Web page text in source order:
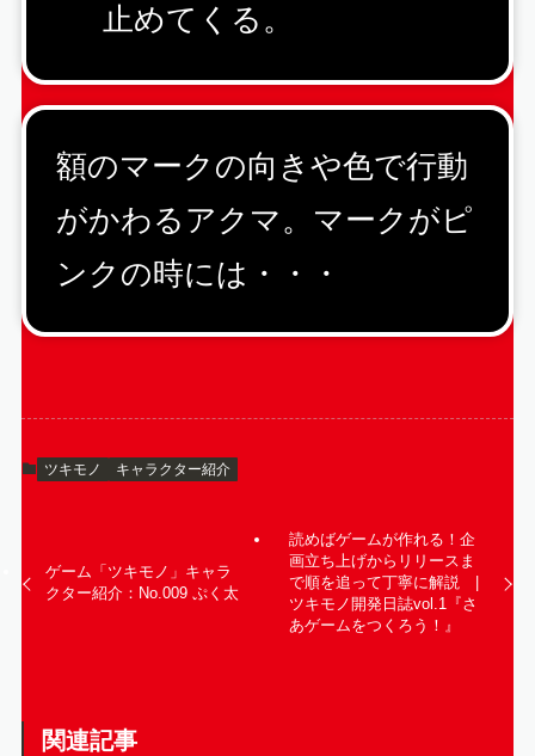
止めてくる。
額のマークの向きや色で行動
がかわるアクマ。マークがピ
ンクの時には・・・
ツキモノ キャラクター紹介
ゲーム「ツキモノ」キャラ
クター紹介：No.009 ぷく太
読めばゲームが作れる！企
画立ち上げからリリースま
で順を追って丁寧に解説 |
ツキモノ開発日誌vol.1『さ
あゲームをつくろう！』
関連記事